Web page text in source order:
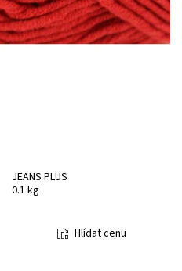
JEANS PLUS
0.1 kg
Hlídat cenu